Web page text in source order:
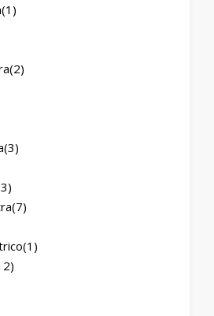
(1)
(2)
(3)
(7)
(1)